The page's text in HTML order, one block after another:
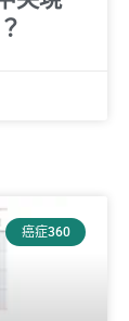
癌症360